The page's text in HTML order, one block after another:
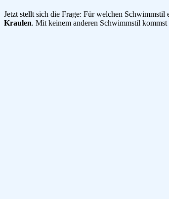
Jetzt stellt sich die Frage: Für welchen
Kraulen. Mit keinem anderen Schwimmstil